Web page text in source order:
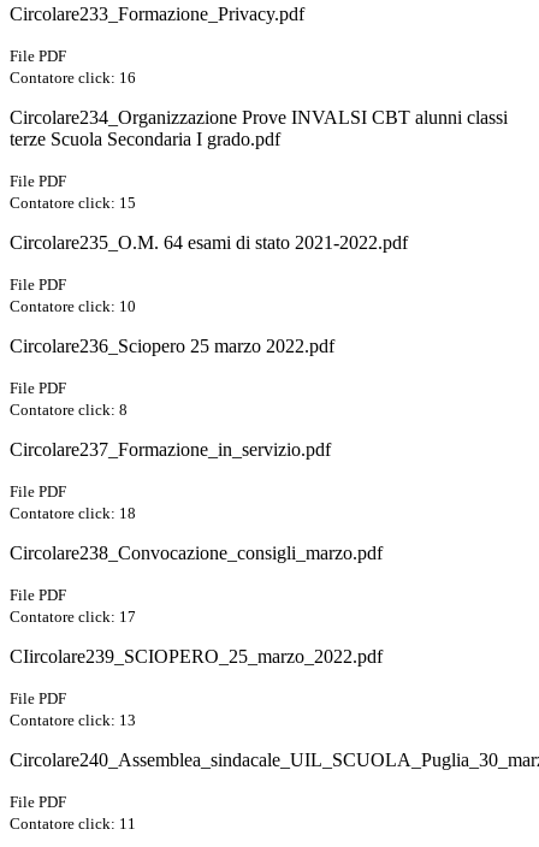
Circolare233_Formazione_Privacy.pdf
File PDF
Contatore click: 16
Circolare234_Organizzazione Prove INVALSI CBT alunni classi
terze Scuola Secondaria I grado.pdf
File PDF
Contatore click: 15
Circolare235_O.M. 64 esami di stato 2021-2022.pdf
File PDF
Contatore click: 10
Circolare236_Sciopero 25 marzo 2022.pdf
File PDF
Contatore click: 8
Circolare237_Formazione_in_servizio.pdf
File PDF
Contatore click: 18
Circolare238_Convocazione_consigli_marzo.pdf
File PDF
Contatore click: 17
CIircolare239_SCIOPERO_25_marzo_2022.pdf
File PDF
Contatore click: 13
File PDF
Contatore click: 11